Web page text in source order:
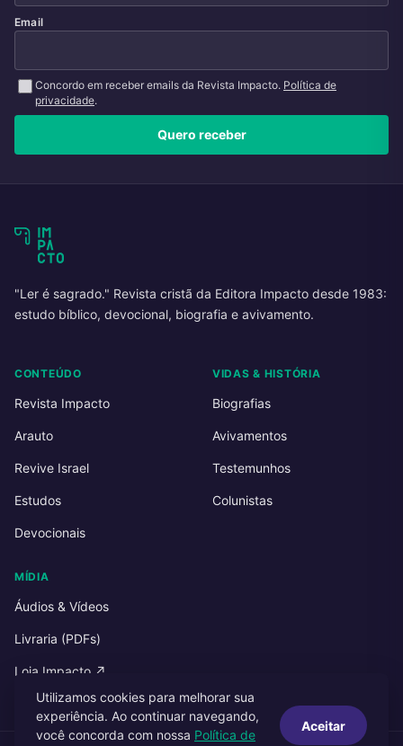
Email
Concordo em receber emails da Revista Impacto. Política de
privacidade.
Quero receber
"Ler é sagrado." Revista cristã da Editora Impacto desde 1983:
estudo bíblico, devocional, biografia e avivamento.
CONTEÚDO
Revista Impacto
Arauto
Revive Israel
Estudos
Devocionais
VIDAS & HISTÓRIA
Biografias
Avivamentos
Testemunhos
Colunistas
MÍDIA
Áudios & Vídeos
Livraria (PDFs)
Loja Impacto ↗
Utilizamos cookies para melhorar sua
experiência. Ao continuar navegando,
você concorda com nossa Política de
Aceitar